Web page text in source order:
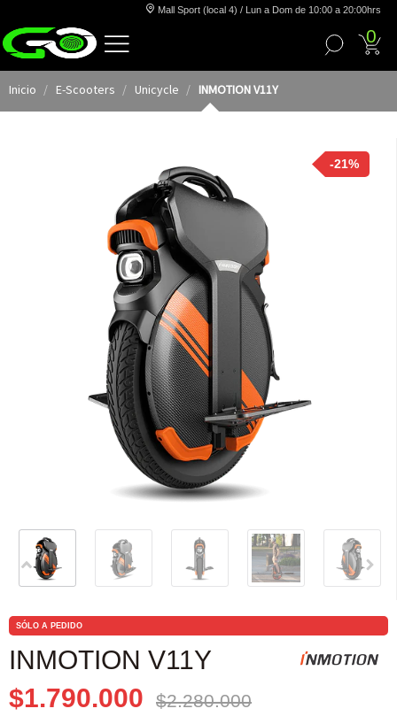
Mall Sport (local 4) / Lun a Dom de 10:00 a 20:00hrs
0
Inicio E-Scooters Unicycle INMOTION V11Y
-21%
SÓLO A PEDIDO
INMOTION V11Y
$1.790.000
$2.280.000